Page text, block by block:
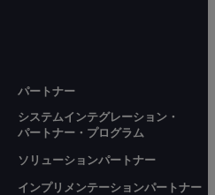
パートナー
システムインテグレーション・
パートナー・プログラム
ソリューションパートナー
インプリメンテーションパートナー